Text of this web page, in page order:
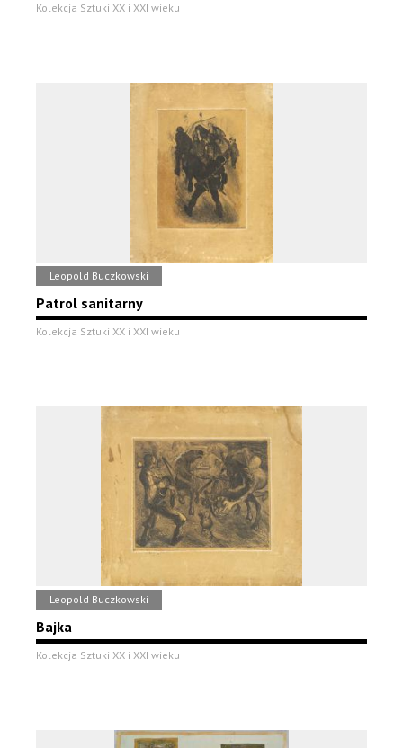
Kolekcja Sztuki XX i XXI wieku
Leopold Buczkowski
Patrol sanitarny
Kolekcja Sztuki XX i XXI wieku
Leopold Buczkowski
Bajka
Kolekcja Sztuki XX i XXI wieku